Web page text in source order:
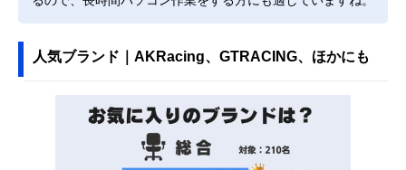
人気ブランド｜AKRacing、GTRACING、ほかにも